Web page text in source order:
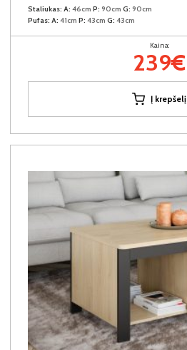
Staliukas: A: 46cm P: 90cm G: 90cm
Pufas: A: 41cm P: 43cm G: 43cm
Kaina:
239€
Į krepšelį